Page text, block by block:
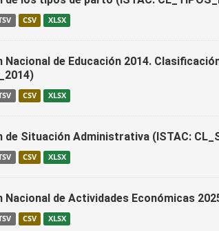
CSV XLSX
Nacional de Educación 2014.
CSV XLSX
Situación Administrativa (ISTAC:
CSV XLSX
de Actividades Económicas
CSV XLSX